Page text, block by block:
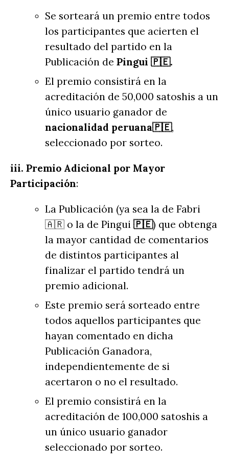
Se sorteará un premio entre todos
los participantes que acierten el
resultado del partido en la
Publicación de Pingui 🇵🇪.
El premio consistirá en la
acreditación de 50,000 satoshis a un
único usuario ganador de
nacionalidad peruana🇵🇪,
seleccionado por sorteo.
iii. Premio Adicional por Mayor
Participación:
La Publicación (ya sea la de Fabri
🇦🇷 o la de Pingui 🇵🇪) que obtenga
la mayor cantidad de comentarios
de distintos participantes al
finalizar el partido tendrá un
premio adicional.
Este premio será sorteado entre
todos aquellos participantes que
hayan comentado en dicha
Publicación Ganadora,
independientemente de si
acertaron o no el resultado.
El premio consistirá en la
acreditación de 100,000 satoshis a
un único usuario ganador
seleccionado por sorteo.